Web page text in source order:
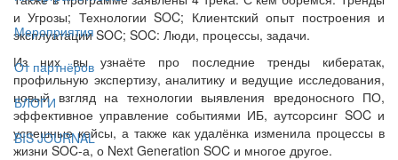
Мероприятия
От партнёров
БЛОГИ
BIS JOURNAL
и Угрозы; Технологии SOC; Клиентский опыт построения и
эксплуатации SOC; SOC: Люди, процессы, задачи.
Из них вы узнаёте про последние тренды кибератак,
профильную экспертизу, аналитику и ведущие исследования,
новый взгляд на технологии выявления вредоносного ПО,
эффективное управление событиями ИБ, аутсорсинг SOC и
успешные кейсы, а также как удалёнка изменила процессы в
жизни SOC-а, о Next Generation SOC и многое другое.